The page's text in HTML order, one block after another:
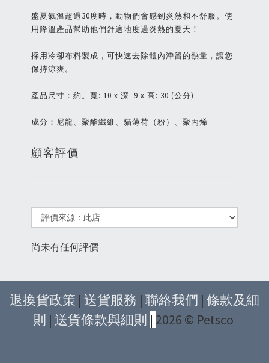
盛夏氣溫超過30度時，動物們會感到炎熱和不舒服。使
用降溫產品幫助他們舒適地度過炎熱的夏天！
採用冷卻布料製成，可快速去除體內滯留的熱量，讓您
保持涼爽。
產品尺寸：約。寬: 10 x 深: 9 x 高: 30 (公分)
成分：尼龍、聚酯纖維、貓薄荷（粉）、聚丙烯
顧客評價
尚未有任何評價
退換貨政策 | 送貨服務 | 聯絡我們 | 條款及細
則 | 送貨條款與細則 | 2026 © Petsco